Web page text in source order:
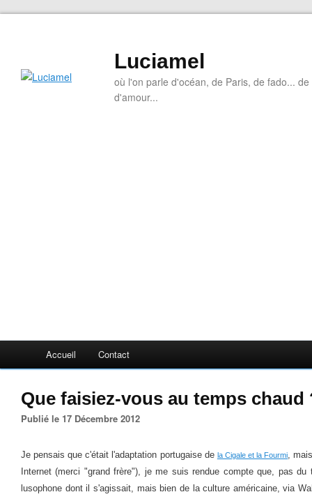
Luciamel
où l'on parle d'océan, de Paris, de fado...
d'amour...
Accueil Contact
Que faisiez-vous au temps chaud
Publié le 17 Décembre 2012
Je pensais que c'était l'adaptation portugaise de la Cigale et la Fourmi,
Internet (merci "grand frère"), je me suis rendue compte que, pas
lusophone dont il s'agissait, mais bien de la culture américaine, via